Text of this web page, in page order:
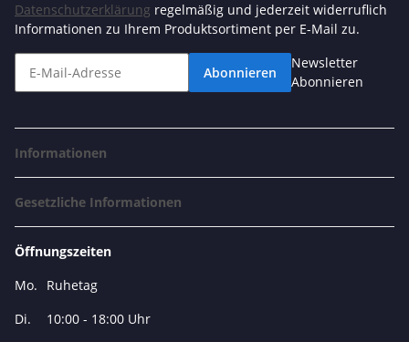
Datenschutzerklärung regelmäßig und jederzeit widerruflich
Informationen zu Ihrem Produktsortiment per E-Mail zu.
Abonnieren
Newsletter
Abonnieren
Informationen
Gesetzliche Informationen
Öffnungszeiten
Mo.
Ruhetag
Di.
10:00 - 18:00 Uhr